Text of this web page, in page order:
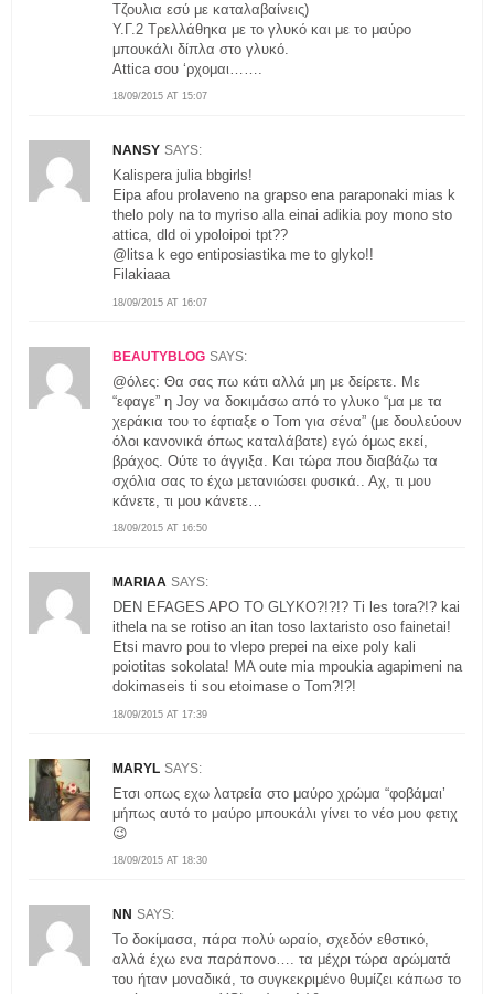
18/09/2015 AT 15:07
Τζουλια εσύ με καταλαβαίνεις)
Υ.Γ.2 Τρελλάθηκα με το γλυκό και με το μαύρο
μπουκάλι δίπλα στο γλυκό.
Attica σου ‘ρχομαι…….
NANSY SAYS:
18/09/2015 AT 16:07
Kalispera julia bbgirls!
Eipa afou prolaveno na grapso ena paraponaki mias k
thelo poly na to myriso alla einai adikia poy mono sto
attica, dld oi ypoloipoi tpt??
@litsa k ego entiposiastika me to glyko!!
Filakiaaa
BEAUTYBLOG SAYS:
18/09/2015 AT 16:50
@όλες: Θα σας πω κάτι αλλά μη με δείρετε. Με
“εφαγε” η Joy να δοκιμάσω από το γλυκο “μα με τα
χεράκια του το έφτιαξε ο Tom για σένα” (με δουλεύουν
όλοι κανονικά όπως καταλάβατε) εγώ όμως εκεί,
βράχος. Ούτε το άγγιξα. Και τώρα που διαβάζω τα
σχόλια σας το έχω μετανιώσει φυσικά.. Αχ, τι μου
κάνετε, τι μου κάνετε…
MARIAA SAYS:
18/09/2015 AT 17:39
DEN EFAGES APO TO GLYKO?!?!? Ti les tora?!? kai
ithela na se rotiso an itan toso laxtaristo oso fainetai!
Etsi mavro pou to vlepo prepei na eixe poly kali
poiotitas sokolata! MA oute mia mpoukia agapimeni na
dokimaseis ti sou etoimase o Tom?!?!
MARYL SAYS:
18/09/2015 AT 18:30
Ετσι οπως εχω λατρεία στο μαύρο χρώμα “φοβάμαι’
μήπως αυτό το μαύρο μπουκάλι γίνει το νέο μου φετιχ
😉
NN SAYS:
Το δοκίμασα, πάρα πολύ ωραίο, σχεδόν εθστικό,
αλλά έχω ενα παράπονο…. τα μέχρι τώρα αρώματά
του ήταν μοναδικά, το συγκεκριμένο θυμίζει κάπωσ το